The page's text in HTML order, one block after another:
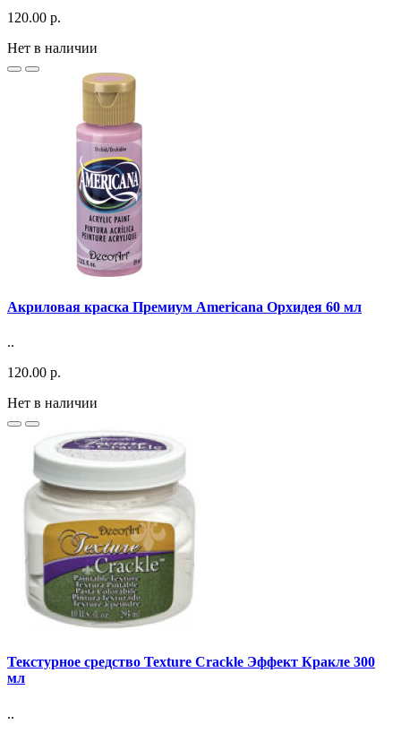
120.00 р.
Нет в наличии
Акриловая краска Премиум Americana Орхидея 60 мл
..
120.00 р.
Нет в наличии
Текстурное средство Texture Crackle Эффект Кракле 300
мл
..